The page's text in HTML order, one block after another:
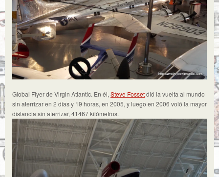
Global Flyer de Virgin Atlantic. En él, Steve Fossetdió la vuelta al mundo
sin aterrizar en 2 días y 19 horas, en 2005, y luego en 2006 voló la mayor
distancia sin aterrizar, 41467 kilómetros.